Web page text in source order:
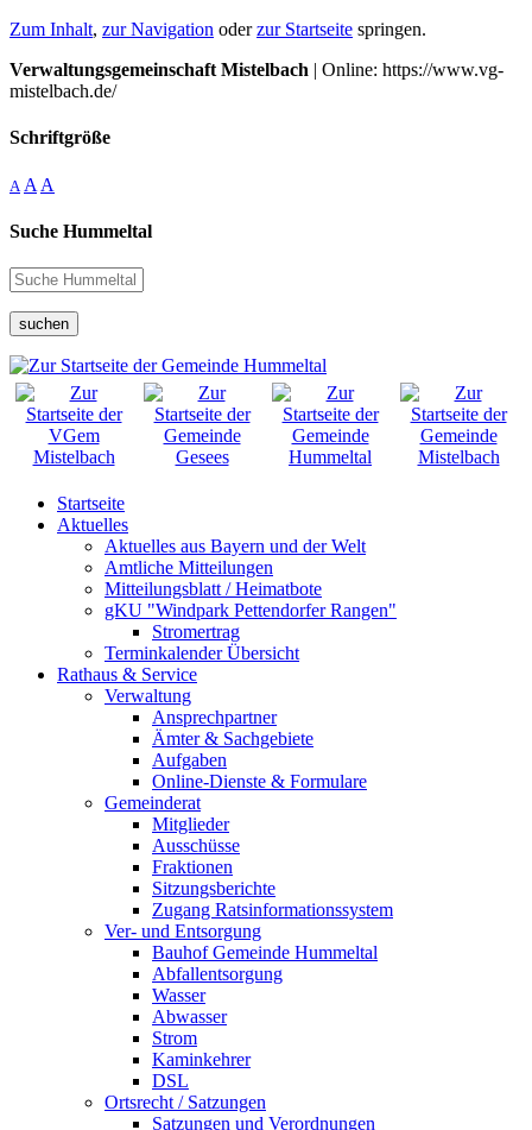
Zum Inhalt, zur Navigation oderzur Startseite springen.
Verwaltungsgemeinschaft Mistelbach | Online: https://www.vg-
mistelbach.de/
Schriftgröße
A A A
Suche Hummeltal
suchen
Startseite
Aktuelles
Aktuelles aus Bayern und der Welt
Amtliche Mitteilungen
Mitteilungsblatt / Heimatbote
gKU "Windpark Pettendorfer Rangen"
Stromertrag
Terminkalender Übersicht
Rathaus & Service
Verwaltung
Ansprechpartner
Ämter & Sachgebiete
Aufgaben
Online-Dienste & Formulare
Gemeinderat
Mitglieder
Ausschüsse
Fraktionen
Sitzungsberichte
Zugang Ratsinformationssystem
Ver- und Entsorgung
Bauhof Gemeinde Hummeltal
Abfallentsorgung
Wasser
Abwasser
Strom
Kaminkehrer
DSL
Ortsrecht / Satzungen
Satzungen und Verordnungen